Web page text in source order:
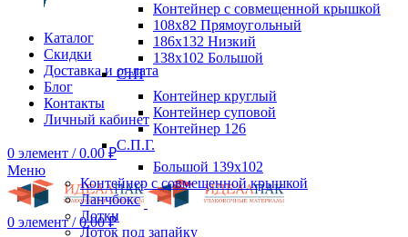
Каталог
Скидки
Доставка и оплата
Блог
Контакты
Личный кабинет
0 элемент / 0.00₽
Меню
0 элемент / 0.00₽
Контейнер с совмещенной крышкой
108х82 Прямоугольный
186х132 Низкий
138х102 Большой
СтП
Контейнер круглый
Контейнер суповой
Контейнер 126
С.П.Г.
Большой 139х102
Контейнер с совмещенной крышкой
Ланчбокс
Лотки
Лоток под запайку